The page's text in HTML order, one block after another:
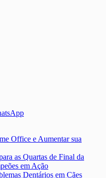
Office e Aumentar sua
as Quartas de Final da
em Ação
Dentários em Cães